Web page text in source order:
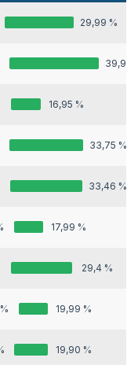
29,99 %
39,99
16,95 %
33,75 %
33,46 %
17,99 %
29,4 %
19,99 %
19,90 %